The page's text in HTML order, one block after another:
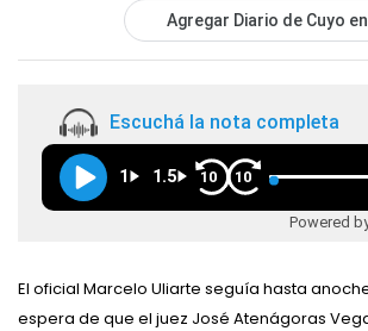
Agregar Diario de Cuyo en
Escuchá la nota completa
1 1.5 10 10
Powered
El oficial Marcelo Uliarte seguía hasta
espera de que el juez José Atenágoras